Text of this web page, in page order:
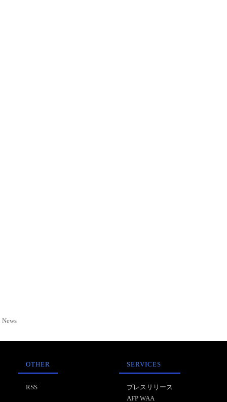
OTHER
RSS
SERVICES
プレスリリース
AFP WAA